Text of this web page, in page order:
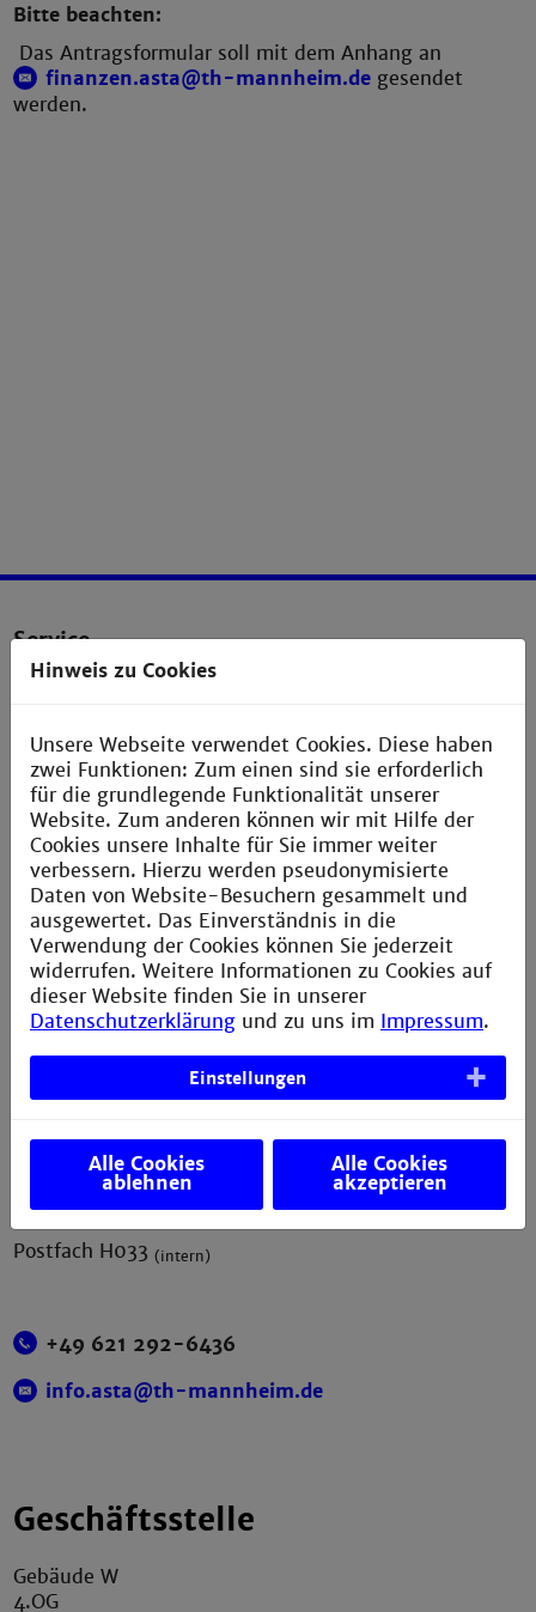
Bitte beachten:
Das Antragsformular soll mit dem Anhang an
finanzen.asta@th-mannheim.de gesendet
werden.
Service
Erklärung zur Barrierefreiheit
Datenschutzerklärung
Sitemap
Anfahrt
Verbesserungsvorschlag melden
Kontakt
AStA der Technischen Hochschule Mannheim
D-68163 Mannheim
Postfach H033(intern)
+49 621 292-6436
info.asta@th-mannheim.de
Geschäftsstelle
Gebäude W
4.OG
Hinweis zu Cookies
Unsere Webseite verwendet Cookies. Diese haben
zwei Funktionen: Zum einen sind sie erforderlich
für die grundlegende Funktionalität unserer
Website. Zum anderen können wir mit Hilfe der
Cookies unsere Inhalte für Sie immer weiter
verbessern. Hierzu werden pseudonymisierte
Daten von Website-Besuchern gesammelt und
ausgewertet. Das Einverständnis in die
Verwendung der Cookies können Sie jederzeit
widerrufen. Weitere Informationen zu Cookies auf
dieser Website finden Sie in unserer
Datenschutzerklärung und zu uns im Impressum.
Einstellungen
Alle Cookies
ablehnen
Alle Cookies
akzeptieren